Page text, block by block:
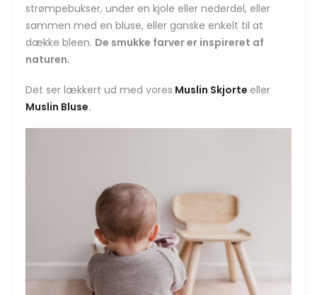
strømpebukser, under en kjole eller nederdel, eller
sammen med en bluse, eller ganske enkelt til at
dække bleen. De smukke farver er inspireret af
naturen.
Det ser lækkert ud med vores Muslin Skjorte eller
Muslin Bluse.